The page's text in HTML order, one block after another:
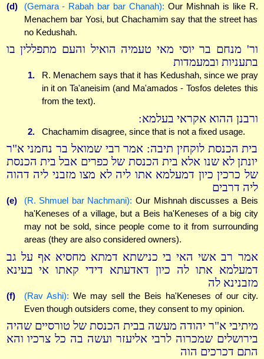
(d) (Gemara - Rabah bar bar Chanah): Our Mishnah is like R.
Menachem bar Yosi, but Chachamim say that the street has
no Kedushah.
ור' מנחם בר יוסי מאי טעמיה הואיל והעם מתפללין בו
בתעניות ובמעמדות
1.
R. Menachem says that it has Kedushah, since we pray
in it on Ta'aneisim (and Ma'amados - Tosfos deletes this
from the text).
ורבנן ההוא אקראי בעלמא:
2. Chachamim disagree, since that is not a fixed usage.
בית הכנסת לוקחין תיבה: אמר רבי שמואל בר נחמני א"ר
יונתן לא שנו אלא בית הכנסת של כפרים אבל בית הכנסת
של כרכין כיון דמעלמא אתו ליה לא מצו מזבני ליה דהוה
ליה דרבים
(e) (R. Shmuel bar Nachmani): Our Mishnah discusses a Beis
ha'Keneses of a village, but a Beis ha'Keneses of a big city
may not be sold, since people come to it from surrounding
areas (they are also considered owners).
אמר רב אשי האי בי כנישתא דמתא מחסיא אף על גב
דמעלמא אתו לה כיון דאדעתא דידי קאתו אי בעינא
מזבנינא לה
(f) (Rav Ashi): We may sell the Beis ha'Keneses of our city.
Even though outsiders come, they consent to my opinion.
מיתיבי א"ר יהודה מעשה בבית הכנסת של טורסיים שהיה
בירושלים שמכרוה לרבי אליעזר ועשה בה כל צרכיו והא
התם דכרכים הוה